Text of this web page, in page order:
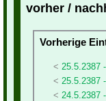
vorher /
Vorherige
25.5.2387
25.5.2387
24.5.2387